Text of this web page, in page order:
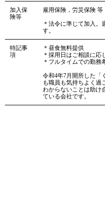
加入保
険等
雇用保険，労災保険 等
＊法令に準じて加入。
す。
特記事
項
＊昼食無料提供
＊採用日はご相談に応
＊フルタイムでの勤務
令和4年7月開所した「
も職員も気持ちよく過
わからないことは助け
ている会社です。